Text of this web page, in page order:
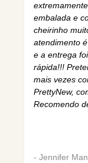
embalada e
cheirinho
atendimento
e a entrega
rápida!!!
mais vezes
PrettyNew,
Recomendo
- Jennifer